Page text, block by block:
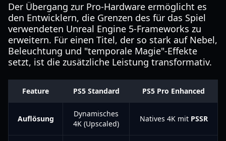
Der Übergang zur Pro-Hardware ermöglicht es
den Entwicklern, die Grenzen des für das Spiel
verwendeten Unreal Engine 5-Frameworks zu
erweitern. Für einen Titel, der so stark auf Nebel,
Beleuchtung und "temporale Magie"-Effekte
setzt, ist die zusätzliche Leistung transformativ.
Feature PS5 Standard PS5 Pro Enhanced
Auflösung
Dynamisches
4K (Upscaled)
Natives 4K mit PSSR